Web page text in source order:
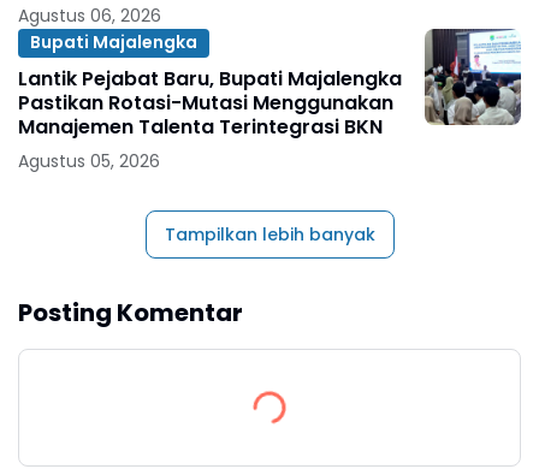
Agustus 06, 2026
Bupati Majalengka
Lantik Pejabat Baru, Bupati Majalengka
Pastikan Rotasi-Mutasi Menggunakan
Manajemen Talenta Terintegrasi BKN
Agustus 05, 2026
Tampilkan lebih banyak
Posting Komentar